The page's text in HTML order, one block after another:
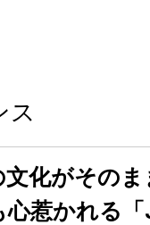
ス
文化がその
心惹かれる